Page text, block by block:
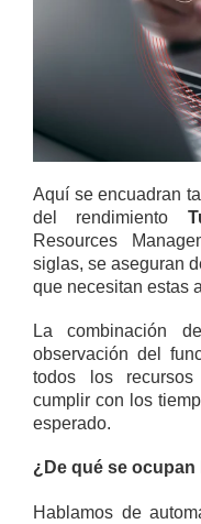
Aquí se encuadran
del rendimiento
Resources
siglas, se aseguran
que necesitan estas
La combinación
observación del
todos los
cumplir con los
esperado.
¿De qué se
Hablamos de